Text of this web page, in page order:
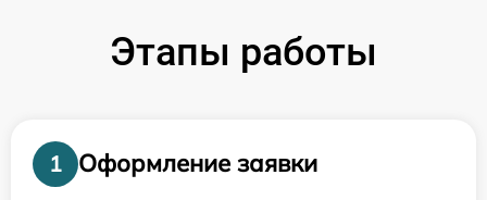
Этапы работы
1
Оформление заявки